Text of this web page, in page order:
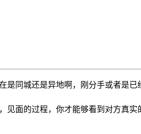
同城还是异地啊，刚分手或者是
面的过程，你才能够看到对方真